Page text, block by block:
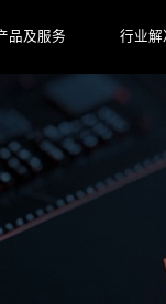
品及服务 行业解